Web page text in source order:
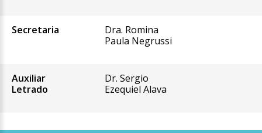
Secretaria
Dra. Romina
Paula Negrussi
Auxiliar
Letrado
Dr. Sergio
Ezequiel Alava